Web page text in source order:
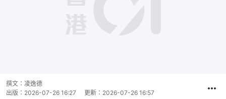
撰文： 凌逸德
出版： 2026-07-26 16:27 更新： 2026-07-26 16:57